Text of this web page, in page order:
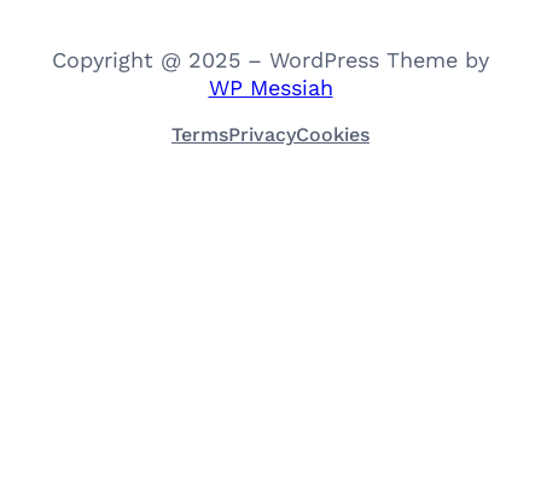
Copyright @ 2025 – WordPress Theme by
WP Messiah
TermsPrivacyCookies